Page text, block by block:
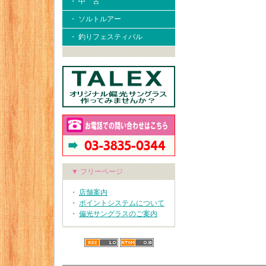
・ ソルトルアー
・ 釣りフェスティバル
▼ フリーページ
・ 店舗案内
・ ポイントシステムについて
・ 偏光サングラスのご案内